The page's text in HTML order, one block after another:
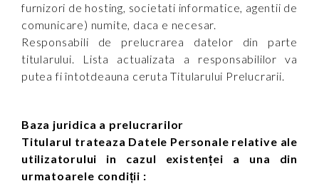
furnizori de hosting, societati informatice, agentii de
comunicare) numite, daca e necesar.
Responsabili de prelucrarea datelor din parte
titularului. Lista actualizata a responsabililor va
putea fi întotdeauna ceruta Titularului Prelucrarii.
Baza juridica a prelucrarilor
Titularul trateaza Datele Personale relative ale
utilizatorului in cazul existenței a una din
urmatoarele condiții :